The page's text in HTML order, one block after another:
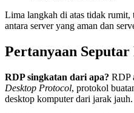
Lima langkah di atas tidak rumit,
antara server yang aman dan
Pertanyaan Seputar
RDP singkatan dari apa? RDP
Desktop Protocol, protokol
desktop komputer dari jarak jauh.